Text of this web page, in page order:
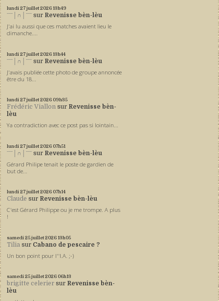
lundi 27juillet 202613h49
ˉˉˉ│∩│ˉˉˉ sur Revenisse bèn-lèu
J'ai lu aussi que ces matches avaient lieu le
dimanche....
lundi 27juillet 202613h44
ˉˉˉ│∩│ˉˉˉ sur Revenisse bèn-lèu
J'avais publiée cette photo de groupe annoncée
être du 18...
lundi 27juillet 2026 09h35
Frédéric Viallon sur Revenisse bèn-
lèu
Ya contradiction avec ce post pas si lointain...
lundi 27juillet 2026 07h51
ˉˉˉ│∩│ˉˉˉ sur Revenisse bèn-lèu
Gérard Philipe tenait le poste de gardien de
but de...
lundi 27juillet 2026 07h14
Claude sur Revenisse bèn-lèu
C'est Gérard Philippe ou je me trompe. A plus
!
samedi 25juillet 202613h05
Tilia sur Cabano de pescaire ?
Un bon point pour l''I.A. ;-)
samedi 25juillet 2026 06h13
brigitte celerier sur Revenisse bèn-
lèu